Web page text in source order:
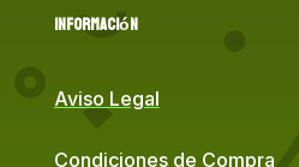
Información
Aviso Legal
Condiciones de Compra